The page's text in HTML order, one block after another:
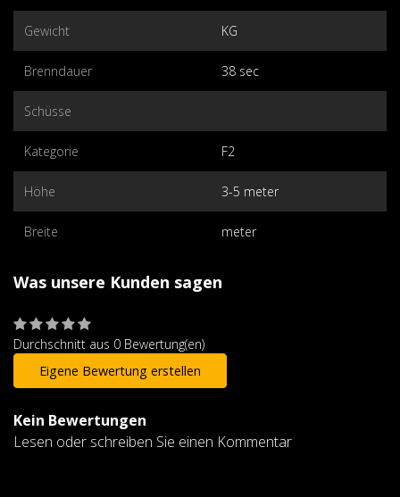
Gewicht KG
Brenndauer 38 sec
Schüsse
Kategorie F2
Höhe 3-5 meter
Breite meter
Was unsere Kunden sagen
Durchschnitt aus 0 Bewertung(en)
Eigene Bewertung erstellen
Kein Bewertungen
Lesen oder schreiben Sie einen Kommentar